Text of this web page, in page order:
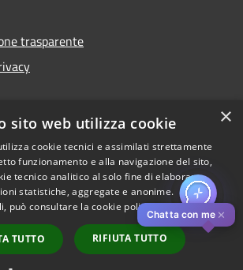
trasparente
di accessibilità
Copyright © 2026 • Comune di
Pistoia • Powered by
Municipium•
Accesso
redazione
Chatta con me ✕
×
sito web utilizza cookie
cookie tecnici e assimilati strettamente
funzionamento e alla navigazione del sito,
tecnico analitico al solo fine di elaborare
statistiche, aggregate e anonime.
può consultare la cookie policy al seguentelink
TUTTO RIFIUTA TUTTO